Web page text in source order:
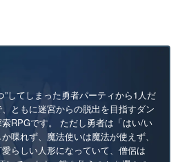
”してしまった勇者パーティから1人だ
ともに迷宮からの脱出を目指すダン
RPGです。 ただし勇者は「はい/い
喋れず、魔法使いは魔法が使えず、
らしい人形になっていて、僧侶は